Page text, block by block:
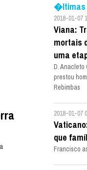
�ltimas
2018-01-07
Viana:
mortais
uma
D. Anacleto
prestou
Rebimbas
2018-01-07
que
Francisco